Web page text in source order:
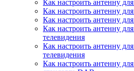
Как настроить антенну
Как настроить антенну
Как настроить антенну
Как настроить антенну
телевидения
Как настроить антенну
телевидения
Как настроить антенну